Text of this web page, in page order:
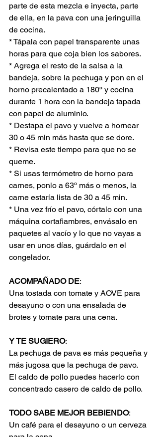
parte de esta mezcla e inyecta, parte
de ella, en la pava con una jeringuilla
de cocina.
* Tápala con papel transparente unas
horas para que coja bien los sabores.
* Agrega el resto de la salsa a la
bandeja, sobre la pechuga y pon en el
horno precalentado a 180º y cocina
durante 1 hora con la bandeja tapada
con papel de aluminio.
* Destapa el pavo y vuelve a hornear
30 o 45 min más hasta que se dore.
* Revisa este tiempo para que no se
queme.
* Si usas termómetro de horno para
carnes, ponlo a 63º más o menos, la
carne estaría lista de 30 a 45 min.
* Una vez frío el pavo, córtalo con una
máquina cortafiambres, envásalo en
paquetes al vacío y lo que no vayas a
usar en unos días, guárdalo en el
congelador.
ACOMPAÑADO DE:
Una tostada con tomate y AOVE para
desayuno o con una ensalada de
brotes y tomate para una cena.
Y TE SUGIERO:
La pechuga de pava es más pequeña y
más jugosa que la pechuga de pavo.
El caldo de pollo puedes hacerlo con
concentrado casero de caldo de pollo.
TODO SABE MEJOR BEBIENDO:
Un café para el desayuno o un cerveza